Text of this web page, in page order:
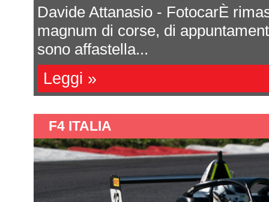
Saranno sette appuntamenti tutti
Formula 4 italiana 2027. La ricca
una impor...
Leggi »
F4 ITALIA